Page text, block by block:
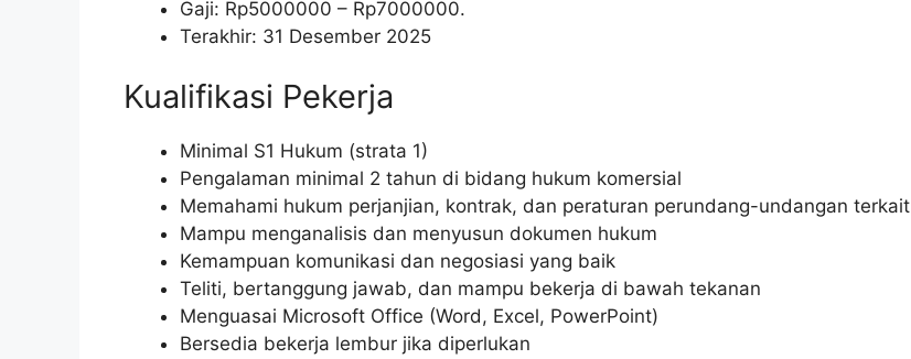
Gaji: Rp5000000 – Rp7000000.
Terakhir: 31 Desember 2025
Kualifikasi Pekerja
Minimal S1 Hukum (strata 1)
Pengalaman minimal 2 tahun di bidang hukum komersial
Memahami hukum perjanjian, kontrak, dan peraturan perundang-undangan terkait
Mampu menganalisis dan menyusun dokumen hukum
Kemampuan komunikasi dan negosiasi yang baik
Teliti, bertanggung jawab, dan mampu bekerja di bawah tekanan
Menguasai Microsoft Office (Word, Excel, PowerPoint)
Bersedia bekerja lembur jika diperlukan